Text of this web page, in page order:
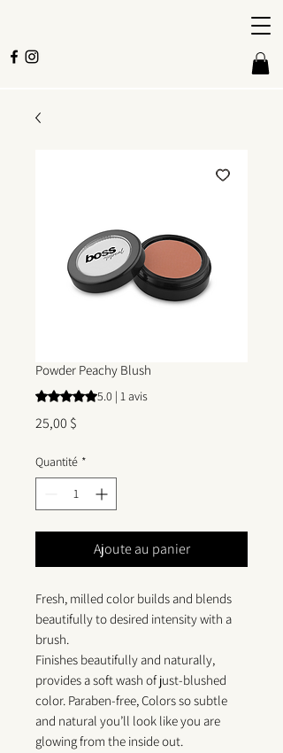
Powder Peachy Blush
La note est de 5.0 sur cinq étoiles selon
5.0 | 1 avis
25,00 $
Quantité *
Ajoute au panier
Fresh, milled color builds and blends
beautifully to desired intensity with a
brush.
Finishes beautifully and naturally,
provides a soft wash of just-blushed
color. Paraben-free, Colors so subtle
and natural you’ll look like you are
glowing from the inside out.